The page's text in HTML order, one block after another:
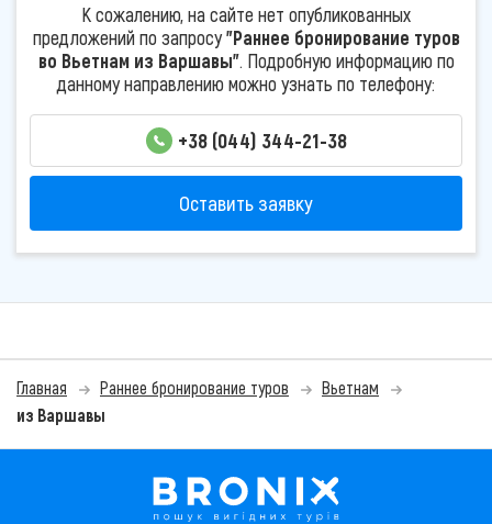
К сожалению, на сайте нет опубликованных
предложений по запросу"Раннее бронирование туров
во Вьетнам из Варшавы". Подробную информацию по
данному направлению можно узнать по телефону:
+38 (044) 344-21-38
Оставить заявку
Главная Раннее бронирование туров
Вьетнам
из Варшавы